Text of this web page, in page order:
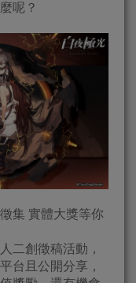
呢？
集 實體大獎等你
二創徵稿活動，
台且公開分享，